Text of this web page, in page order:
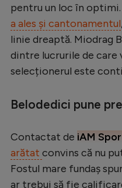
EURO 2024
Stranieri
Handbal
Natație
Formula 1
pentru un loc în
a ales și cantonamentul
linie dreaptă. Miodrag
dintre lucrurile de care
selecționerul este
Belodedici pune
Contactat de iAM
arătat convins că nu
Fostul mare fundaș
ar trebui să fie